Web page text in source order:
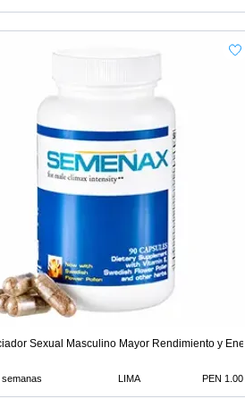
EROTICSexual Masculino Mayor Rendimiento y
LIMA PEN 1.00